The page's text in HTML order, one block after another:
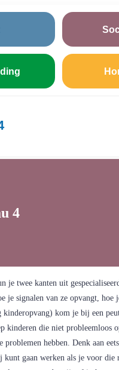
4
twee kanten uit
je signalen van ze opvangt, hoe
kom je bij een
kinderen die niet probleemloos
hebben. Denk aan
gaan werken als je voor